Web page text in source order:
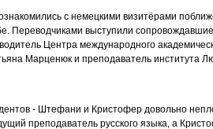
с немецкими визитёрами
Переводчиками выступили сопровождавшие
Центра международного
Марценюк и преподаватель института
- Штефани и Кристофер довольно
преподаватель русского языка, а